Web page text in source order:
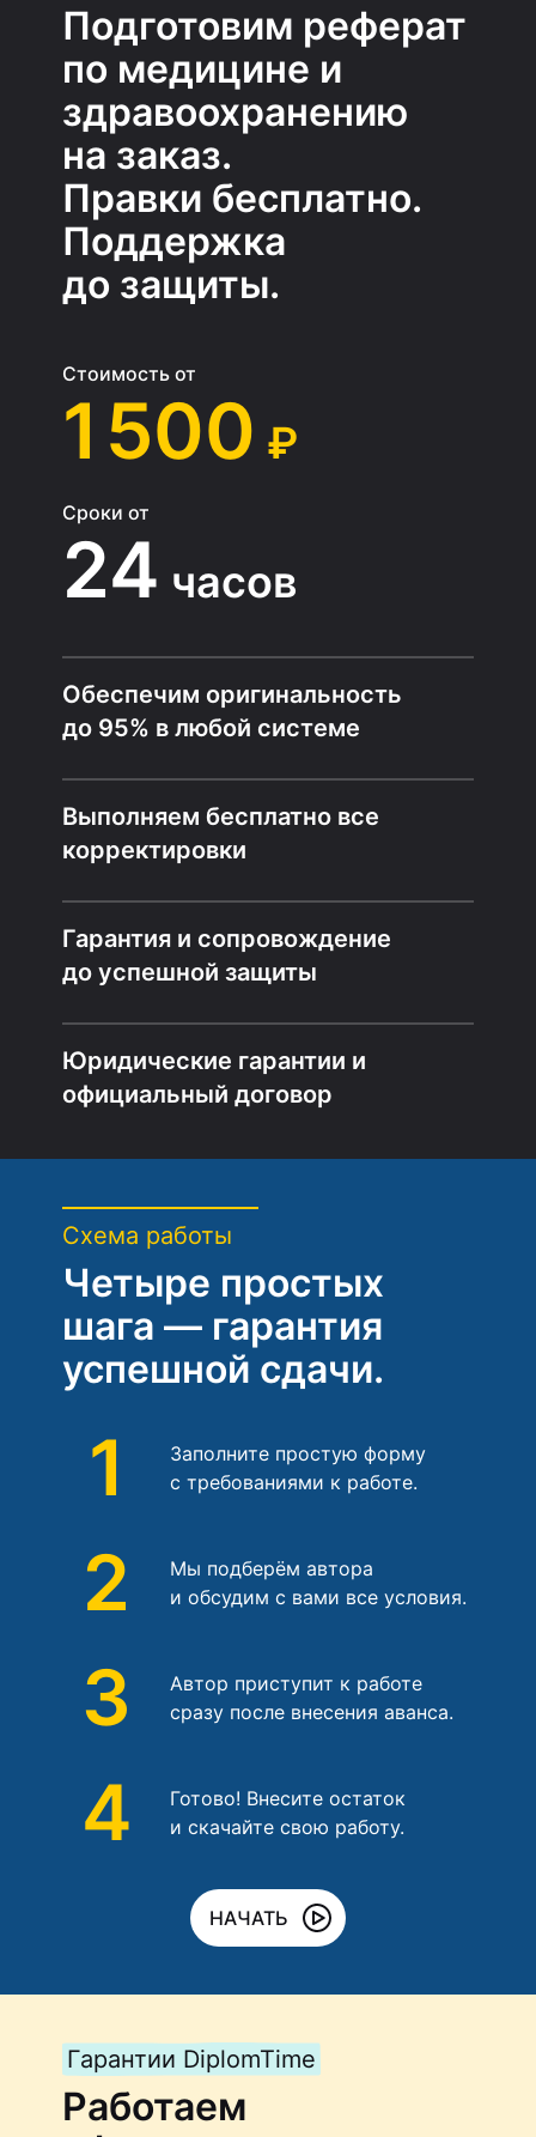
Подготовим реферат
по медицине и
здравоохранению
на заказ.
Правки бесплатно.
Поддержка
до защиты.
Стоимость от
1 500 ₽
Сроки от
24 часов
Обеспечим оригинальность
до 95% в любой системе
Выполняем бесплатно все
корректировки
Гарантия и сопровождение
до успешной защиты
Юридические гарантии и
официальный договор
Схема работы
Четыре простых
шага — гарантия
успешной сдачи.
1
Заполните простую форму
с требованиями к работе.
2
Мы подберём автора
и обсудим с вами все условия.
3
Автор приступит к работе
сразу после внесения аванса.
4
Готово! Внесите остаток
и скачайте свою работу.
НАЧАТЬ
Гарантии DiplomTime
Работаем